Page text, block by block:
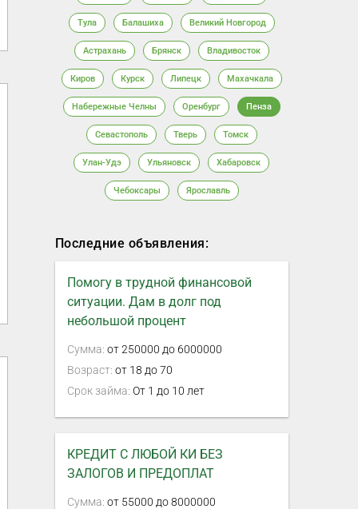
Тула Балашиха Великий Новгород
Астрахань Брянск Владивосток
Киров Курск Липецк Махачкала
Набережные Челны Оренбург Пенза
Севастополь Тверь Томск
Улан-Удэ Ульяновск Хабаровск
Чебоксары Ярославль
Последние объявления:
Помогу в трудной финансовой
ситуации. Дам в долг под
небольшой процент
Сумма: от 250000 до 6000000
Возраст: от 18 до 70
Срок займа: От 1 до 10 лет
КРЕДИТ С ЛЮБОЙ КИ БЕЗ
ЗАЛОГОВ И ПРЕДОПЛАТ
Сумма: от 55000 до 8000000